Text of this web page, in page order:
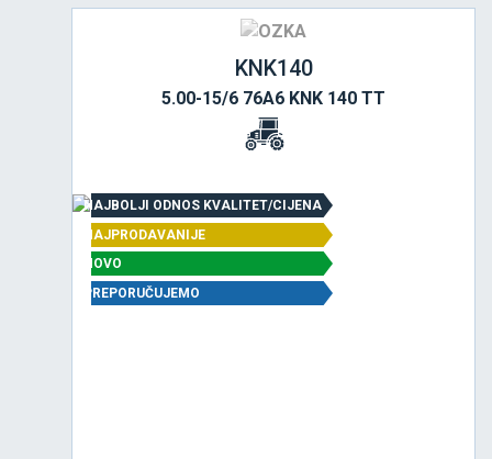
KNK140
5.00-15/6 76A6 KNK 140 TT
NAJBOLJI ODNOS KVALITET/CIJENA
NAJPRODAVANIJE
NOVO
PREPORUČUJEMO